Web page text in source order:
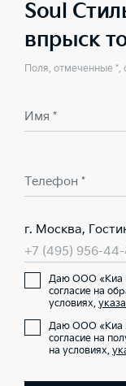
Soul
впрыск
Поля, отмеченные *,
Имя *
Телефон *
г. Москва,
+7 (495) 956-
Даю ООО «Киа
согласие на
условиях,
Даю ООО «Киа
согласие на
на условиях,